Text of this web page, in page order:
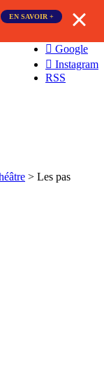
EN SAVOIR +
Google
Instagram
RSS
> Les pas